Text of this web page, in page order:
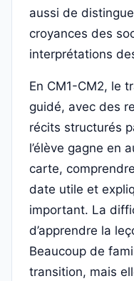
aussi de
croyances des
interprétations
En CM1-CM2, le
guidé, avec des
récits structurés
l’élève gagne en
carte,
date utile et
important. La
d’apprendre la
Beaucoup de
transition, mais